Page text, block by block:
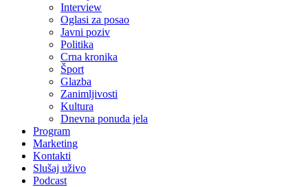
Interview
Oglasi za posao
Javni poziv
Politika
Crna kronika
Šport
Glazba
Zanimljivosti
Kultura
Dnevna ponuda jela
Program
Marketing
Kontakti
Slušaj uživo
Podcast